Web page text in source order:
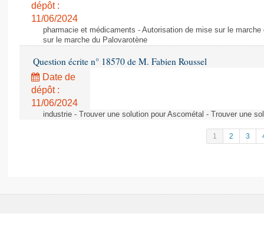
dépôt :
11/06/2024
pharmacie et médicaments - Autorisation de mise sur le
sur le marche du Palovarotène
Question écrite n° 18570 de M. Fabien Roussel
Date de
dépôt :
11/06/2024
industrie - Trouver une solution pour Ascométal - Trouver une
1 2 3